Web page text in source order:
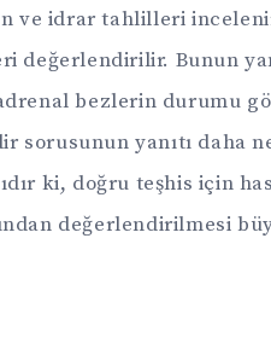
ve idrar tahlilleri
değerlendirilir. Bunun
bezlerin durumu
sorusunun yanıtı daha
ki, doğru teşhis için
değerlendirilmesi